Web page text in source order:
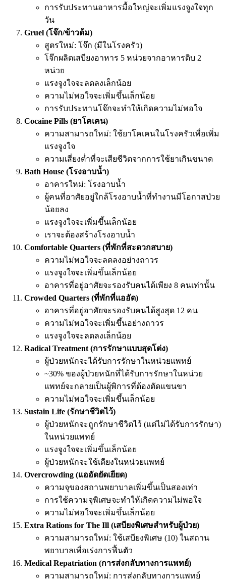
การรับประทานอาหารมื้อใหญ่จะเพิ่มแรงจูงใจทุก
วัน
Gruel (โจ๊ก/ข้าวต้ม)
สูตรใหม่: โจ๊ก (มีในโรงครัว)
โจ๊กผลิตเสบียงอาหาร 5 หน่วยจากอาหารดิบ 2
หน่วย
แรงจูงใจจะลดลงเล็กน้อย
ความไม่พอใจจะเพิ่มขึ้นเล็กน้อย
การรับประทานโจ๊กจะทำให้เกิดความไม่พอใจ
Cocaine Pills (ยาโคเคน)
ความสามารถใหม่: ใช้ยาโคเคนในโรงครัวเพื่อเพิ่ม
แรงจูงใจ
ความเสี่ยงต่ำที่จะเสียชีวิตจากการใช้ยาเกินขนาด
Bath House (โรงอาบน้ำ)
อาคารใหม่: โรงอาบน้ำ
ผู้คนที่อาศัยอยู่ใกล้โรงอาบน้ำที่ทำงานมีโอกาสป่วย
น้อยลง
แรงจูงใจจะเพิ่มขึ้นเล็กน้อย
เราจะต้องสร้างโรงอาบน้ำ
Comfortable Quarters (ที่พักที่สะดวกสบาย)
ความไม่พอใจจะลดลงอย่างถาวร
แรงจูงใจจะเพิ่มขึ้นเล็กน้อย
อาคารที่อยู่อาศัยจะรองรับคนได้เพียง 8 คนเท่านั้น
Crowded Quarters (ที่พักที่แออัด)
อาคารที่อยู่อาศัยจะรองรับคนได้สูงสุด 12 คน
ความไม่พอใจจะเพิ่มขึ้นอย่างถาวร
แรงจูงใจจะลดลงเล็กน้อย
Radical Treatment (การรักษาแบบสุดโต่ง)
ผู้ป่วยหนักจะได้รับการรักษาในหน่วยแพทย์
~30% ของผู้ป่วยหนักที่ได้รับการรักษาในหน่วย
แพทย์จะกลายเป็นผู้พิการที่ต้องตัดแขนขา
ความไม่พอใจจะเพิ่มขึ้นเล็กน้อย
Sustain Life (รักษาชีวิตไว้)
ผู้ป่วยหนักจะถูกรักษาชีวิตไว้ (แต่ไม่ได้รับการรักษา)
ในหน่วยแพทย์
แรงจูงใจจะเพิ่มขึ้นเล็กน้อย
ผู้ป่วยหนักจะใช้เตียงในหน่วยแพทย์
Overcrowding (แออัดยัดเยียด)
ความจุของสถานพยาบาลเพิ่มขึ้นเป็นสองเท่า
การใช้ความจุพิเศษจะทำให้เกิดความไม่พอใจ
ความไม่พอใจจะเพิ่มขึ้นเล็กน้อย
Extra Rations for The Ill (เสบียงพิเศษสำหรับผู้ป่วย)
ความสามารถใหม่: ใช้เสบียงพิเศษ (10) ในสถาน
พยาบาลเพื่อเร่งการฟื้นตัว
Medical Repatriation (การส่งกลับทางการแพทย์)
ความสามารถใหม่: การส่งกลับทางการแพทย์